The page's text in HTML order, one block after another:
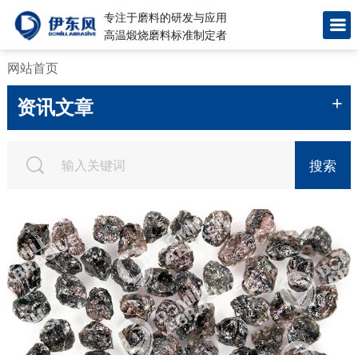
专注于磨料的研发与应用
高温煅烧磨料标准制定者
网站首页
资讯文章 +
搜索